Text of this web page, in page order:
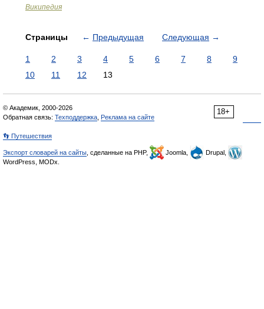
Википедия
Страницы ← Предыдущая Следующая →
1 2 3 4 5 6 7 8
9
10
11 12 13
18+
© Академик, 2000-2026
Обратная связь: Техподдержка Реклама на сайте
👣 Путешествия
Экспорт словарей на сайты , сделанные на PHP, Joomla,
Drupal,
WordPress, MODx.